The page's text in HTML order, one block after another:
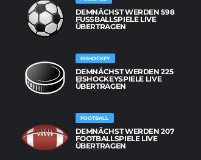
DEMNÄCHST WERDEN 598
FUSSBALLSPIELE LIVE Ü
BERTRAGEN
EISHOCKEY
DEMNÄCHST WERDEN 225
EISHOCKEYSPIELE LIVE
ÜBERTRAGEN
FOOTBALL
DEMNÄCHST WERDEN 207
FOOTBALLSPIELE LIVE
ÜBERTRAGEN